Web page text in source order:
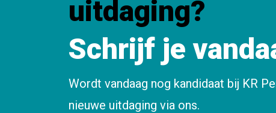
uitdaging?
Schrijf je
Wordt vandaag nog kandidaat bij KR
nieuwe uitdaging via ons.